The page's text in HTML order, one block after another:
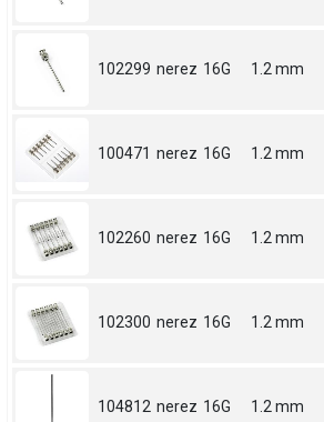
102299 nerez 16G 1.2 mm
100471 nerez 16G 1.2 mm
102260 nerez 16G 1.2 mm
102300 nerez 16G 1.2 mm
104812 nerez 16G 1.2 mm